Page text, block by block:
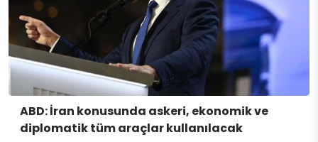
ABD: İran konusunda askeri, ekonomik ve
diplomatik tüm araçlar kullanılacak